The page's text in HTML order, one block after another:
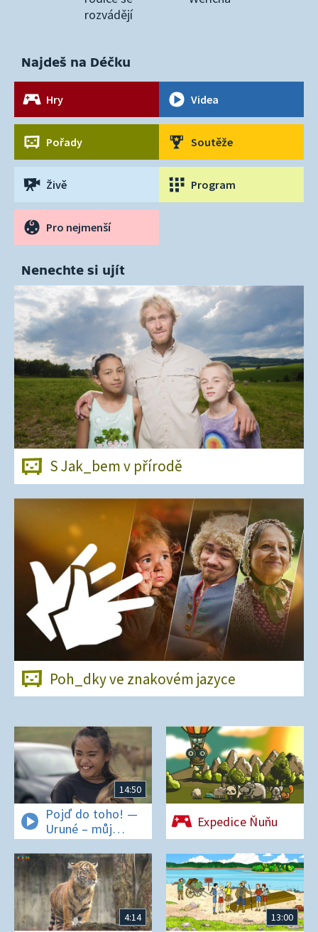
rozvádějí
Najdeš na Déčku
Hry Videa
Pořady Soutěže
Živě Program
Pro nejmenší
Nenechte si ujít
S Jak_bem v přírodě
Poh_dky ve znakovém jazyce
14:50
Pojď do toho! —
Uruné – můj
horský koník
Expedice Ňuňu
4:14 13:00